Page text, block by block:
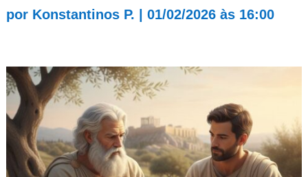
por Konstantinos P. 01/02/2026 às 16:00